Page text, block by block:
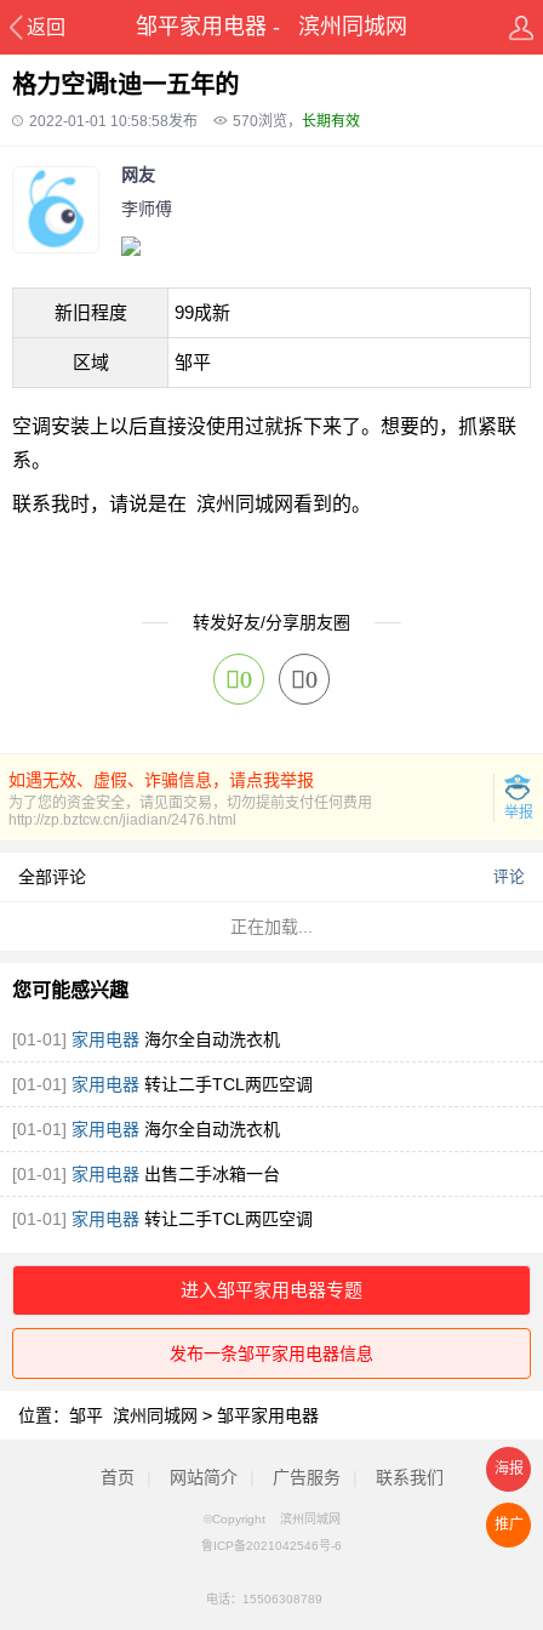
返回 邹平家用电器 - 滨州同城网
格力空调t迪一五年的
2022-01-01 10:58:58发布 570浏览， 长期有效
网友
李师傅
新旧程度 99成新
区域 邹平
空调安装上以后直接没使用过就拆下来了。想要的，抓紧联
系。
联系我时，请说是在 滨州同城网看到的。
转发好友/分享朋友圈
0 0
如遇无效、虚假、诈骗信息，请点我举报
为了您的资金安全，请见面交易，切勿提前支付任何费用
举报
http://zp.bztcw.cn/jiadian/2476.html
全部评论 评论
正在加载...
您可能感兴趣
[01-01] 家用电器 海尔全自动洗衣机
[01-01] 家用电器 转让二手TCL两匹空调
[01-01] 家用电器 海尔全自动洗衣机
[01-01] 家用电器 出售二手冰箱一台
[01-01] 家用电器 转让二手TCL两匹空调
进入邹平家用电器专题
发布一条邹平家用电器信息
位置： 邹平 滨州同城网 > 邹平家用电器
首页 网站简介 广告服务 联系我们
©Copyright 滨州同城网
鲁ICP备2021042546号-6
电话： 15506308789
推广
海报